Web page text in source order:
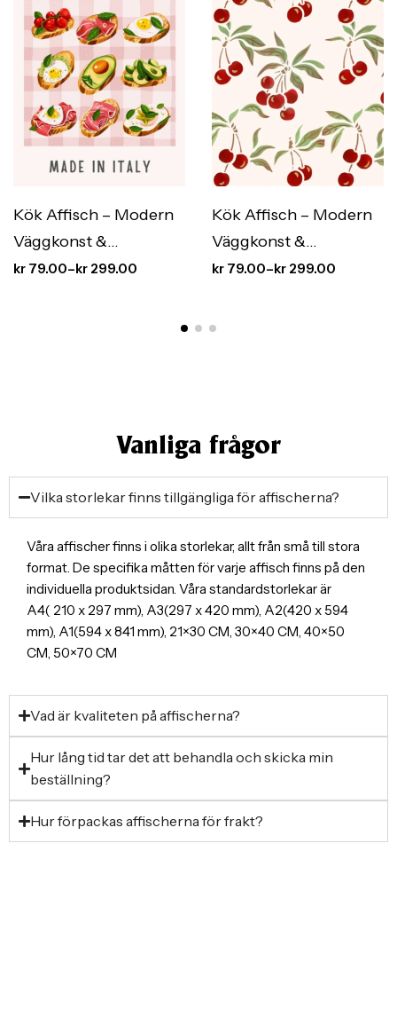
Kök Affisch – Modern
Väggkonst &
Köksinredning med
kr 79.00–kr 299.00
Kök Affisch – Modern
Väggkonst &
Köksinredning med
kr 79.00–kr 299.00
Vanliga frågor
Vilka storlekar finns tillgängliga för affischerna?
Våra affischer finns i olika storlekar, allt från små till stora
format. De specifika måtten för varje affisch finns på den
individuella produktsidan. Våra standardstorlekar är
A4( 210 x 297 mm), A3(297 x 420 mm), A2(420 x 594
mm), A1(594 x 841 mm), 21×30 CM, 30×40 CM, 40×50
CM, 50×70 CM
Vad är kvaliteten på affischerna?
Hur lång tid tar det att behandla och skicka min
beställning?
Hur förpackas affischerna för frakt?